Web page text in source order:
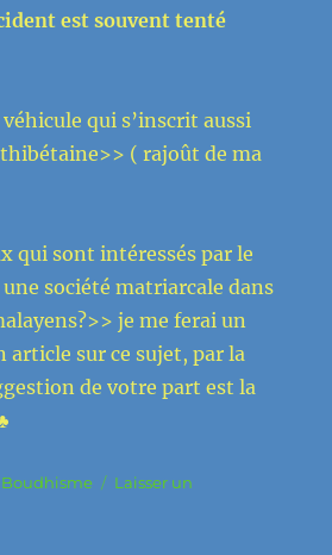
est souvent tenté
qui s’inscrit aussi
( rajoût de ma
qui sont intéressés par le
société matriarcale dans
je me ferai un
article sur ce sujet, par la
de votre part est la
Catégories
Boudhisme
Laisser un